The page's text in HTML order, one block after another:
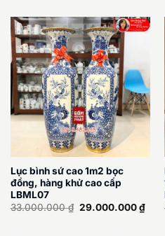
Lục bình sứ cao 1m2 bọc
đồng, hàng khử cao cấp
LBML07
33.000.000₫ Giá
gốc
29.000.000₫Giá
hiện